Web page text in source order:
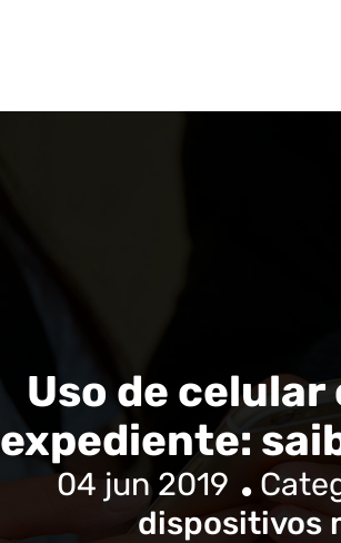
Uso de
expediente:
04 jun 2019
dispositivos